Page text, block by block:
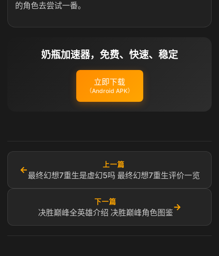
的角色去尝试一番。
奶瓶加速器，免费、快速、稳定
立即下载
（Android APK）
←
上一篇
最终幻想7重生是虚幻5吗 最终幻想7重生评价一览
下一篇
决胜巅峰全英雄介绍 决胜巅峰角色图鉴
→